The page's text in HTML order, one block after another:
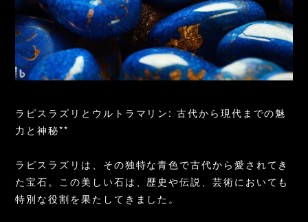
ラピスラズリとウルトラマリン: 古代から現代までの魅
力と神秘**
ラピスラズリは、その独特な青色で古代から愛されてき
た宝石。この美しい石は、歴史や伝説、芸術においても
特別な役割を果たしてきました。